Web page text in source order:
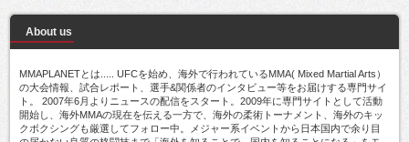
About us
MMAPLANETとは..... UFCを始め、海外で行われているMMA( Mixed Martial Arts）
の大会情報、試合レポート、選手&関係者のインタビュー等をお届けする専門サイ
ト。 2007年6月よりニュースの配信をスタート。2009年に専門サイトとして活動
開始し、海外MMAの現在を伝える一方で、海外の柔術トーナメント、海外のキッ
クボクシングも厳選してフォロー中。メジャー系イベントから日本国内で余り目